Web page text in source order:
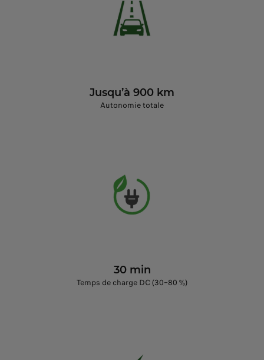
Jusqu’à 900 km
Autonomie totale
30 min
Temps de charge DC (30–80 %)